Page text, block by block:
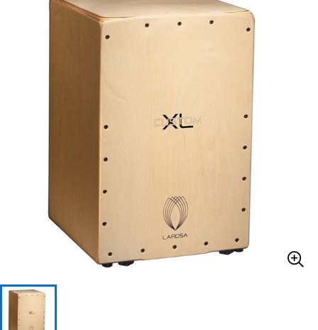
ウクレレ
パーカッション
電子ピアノ
その他楽器
アンプ エフェクター